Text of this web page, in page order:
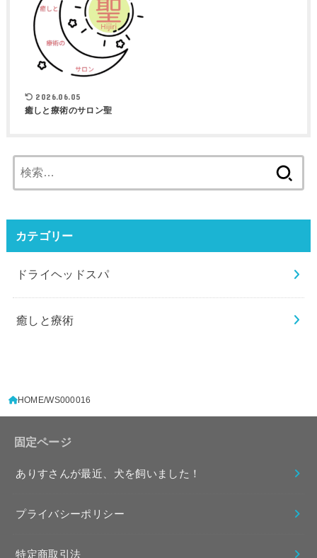
2026.06.05
癒しと療術のサロン聖
索:
カテゴリー
ドライヘッドスパ
癒しと療術
HOME WS000016
固定ページ
ありすさんが最近、犬を飼いました！
プライバシーポリシー
特定商取引法